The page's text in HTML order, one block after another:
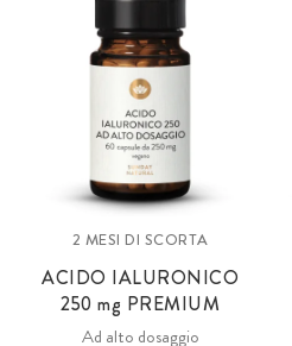
2 MESI DI SCORTA
ACIDO IALURONICO
250 mg PREMIUM
Ad alto dosaggio